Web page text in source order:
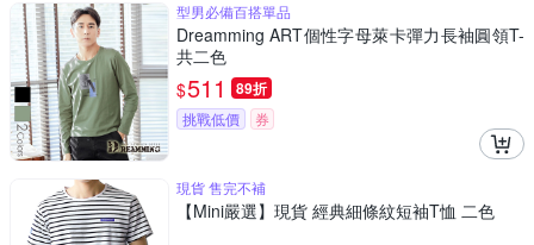
型男必備百搭單品
Dreamming ART個性字母萊卡彈力長袖圓領T-
共二色
$511 89折
挑戰低價 券
現貨 售完不補
【Mini嚴選】現貨 經典細條紋短袖T恤 二色